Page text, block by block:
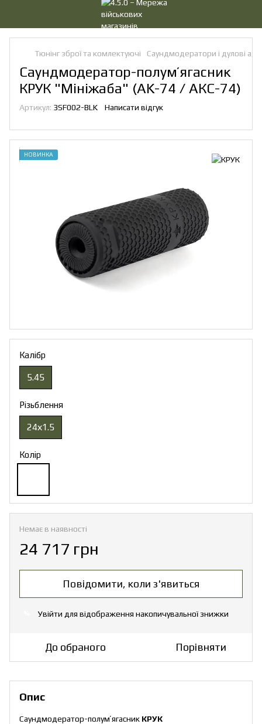
Тюнінг зброї та комлектуючі Саундмодератори і дулові
Саундмодератор-полумʼягасник
КРУК "Мініжаба" (AK-74 / АКС-74)
Артикул: 3SF002-BLK Написати відгук
НОВИНКА
Калібр
5.45
Різьблення
24х1.5
Колір
Немає в наявності
24 717 грн
Повідомити, коли з'явиться
Увійти для відображення накопичувальної знижки
До обраного Порівняти
Опис
Саундмодератор-полумʼягасник КРУК